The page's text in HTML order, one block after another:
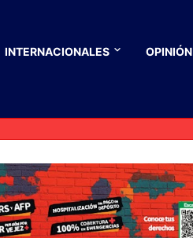
INTERNACIONALES OPINIÓN